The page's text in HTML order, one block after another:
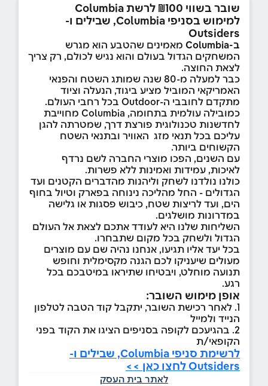
שובר בשווי ₪100 לרשת Columbia
למימוש בסניפי Columbia, שבילים ו-
Outsiders
ב-Columbia
מאמינים שהטבע הוא מגרש
המשחקים הגדול בעולם והוא נגיש לכולם, רק צריך
לצאת החוצה.
כבר למעלה מ-80 שנה שמותג השטח והפנאי
האמריקאי המוביל מציע ביגוד, הנעלה וציוד
מתקדם לחובבי ה-Outdoor בכל רחבי העולם.
כמובילה עולמית בתחומה, Columbia מחוייבת
לחדשנות טכנולוגית פורצת דרך, שמטרתה להגן
עליכם בכל תנאי מזג האוויר ובתנאי השטח
הקשוחים ביותר.
עם השנים, הפכו מוצרי החברה לשם נרדף
לאיכות, עמידות ואמינות ללא פשרות.
כולנו נולדנו לשחק וליהנות מהדברים הקטנים ועד
הגדולים - החל מהליכה נינוחה בפארק וטיול בחוף
הים, ועד לריצות שטח, כיבוש פסגות או גלישה
במדרונות מושלגים.
השליחות שלנו היא לעודד אתכם לצאת אל העולם
הגדול ולשחק בכל מקום שתבחרו.
בכל יעד אליו תגיעו, אנחנו נהיה שם עם מוצרים
מעולים שיעניקו לכם הגנה מקסימלית וחופש
תנועה מוחלט, ויבטיחו שתיראו במיטבכם בכל
רגע.
אופן מימוש השובר:
1. לאחר רכישת השובר, יתקבל קוד הטבה לטלפון
הנייד ולמייל
2. בהגיעכם לקופה בסניפים הציגו את הקוד בפני
הקופאי/ת
לרשימת סניפי Columbia, שבילים ו-
Outsiders לחצו כאן >>
לאתר בית העסק